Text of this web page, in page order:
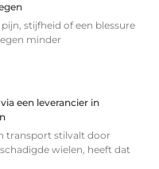
stijfheid of een blessure
minder
een leverancier in
transport stilvalt door
wielen, heeft dat